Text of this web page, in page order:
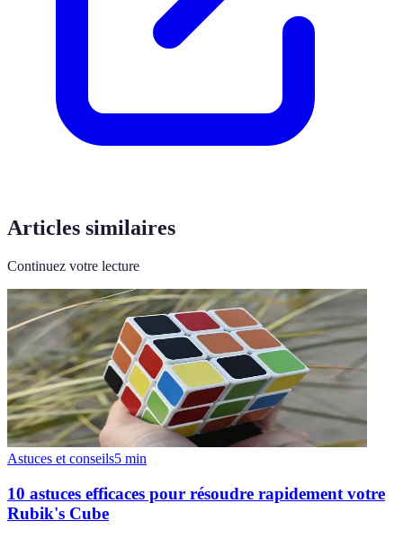
Articles similaires
Continuez votre lecture
Astuces et conseils5 min
10 astuces efficaces pour résoudre rapidement votre
Rubik's Cube